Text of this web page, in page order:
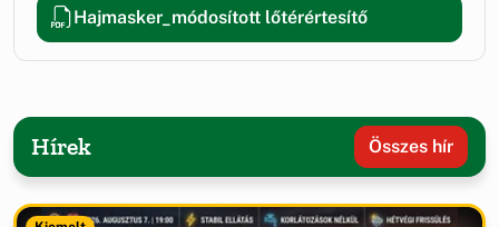
Hajmasker_módosított lőtérértesítő
Hírek Összes hír